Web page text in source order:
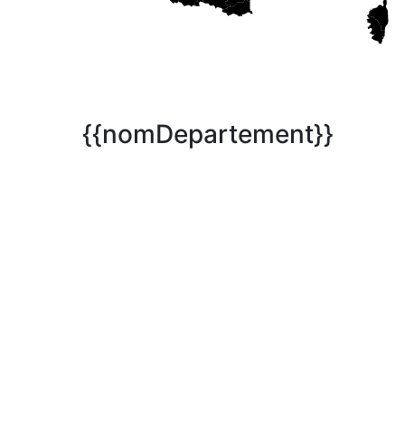
{{nomDepartement}}